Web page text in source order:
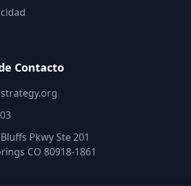
Contacto
Pkwy Ste 201
CO 80918-1861